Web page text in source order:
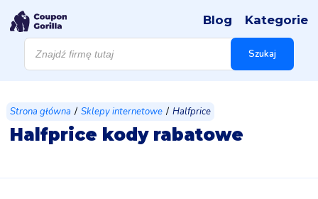
Wyszukiwarka
produktów Szukaj
Blog Kategorie
Strona główna / Sklepy internetowe / Halfprice
Halfprice kody rabatowe